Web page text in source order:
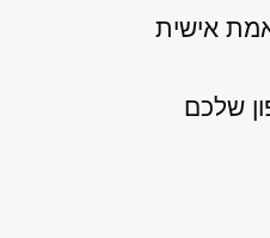
אישית
שלכם